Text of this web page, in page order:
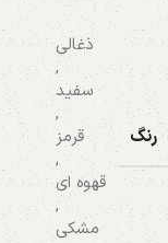
رنگ
ذغالی
,
سفید
,
قرمز
,
قهوه ای
,
مشکی